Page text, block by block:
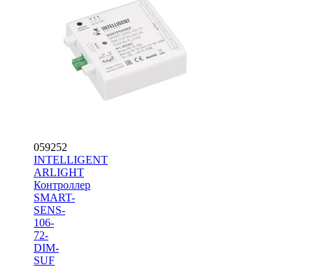
059252
INTELLIGENT
ARLIGHT
Контроллер
SMART-
SENS-
106-
72-
DIM-
SUF